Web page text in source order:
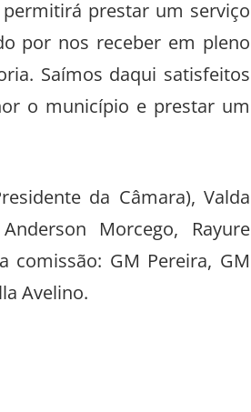
prestar um serviço
por nos receber em pleno
Saímos daqui satisfeitos
o município e prestar um
da Câmara), Valda
Morcego, Rayure
comissão: GM Pereira, GM
Avelino.